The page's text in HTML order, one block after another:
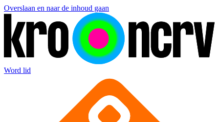
Overslaan en naar de inhoud gaan
Word lid